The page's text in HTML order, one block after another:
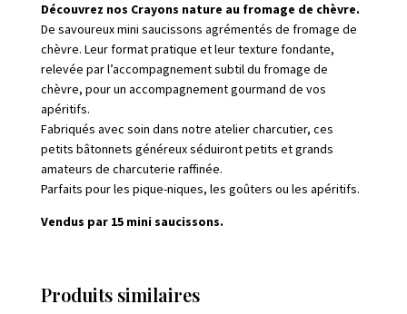
Découvrez nos Crayons nature au fromage de chèvre.
De savoureux mini saucissons agrémentés de fromage de
chèvre. Leur format pratique et leur texture fondante,
relevée par l’accompagnement subtil du fromage de
chèvre, pour un accompagnement gourmand de vos
apéritifs.
Fabriqués avec soin dans notre atelier charcutier, ces
petits bâtonnets généreux séduiront petits et grands
amateurs de charcuterie raffinée.
Parfaits pour les pique-niques, les goûters ou les apéritifs.
Vendus par 15 mini saucissons.
Produits similaires